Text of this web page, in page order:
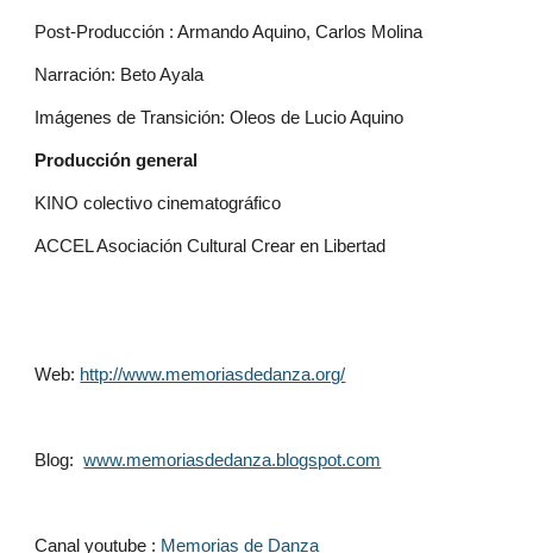
Post-Producción : Armando Aquino, Carlos Molina
Narración: Beto Ayala
Imágenes de Transición: Oleos de Lucio Aquino
Producción general
KINO colectivo cinematográfico
ACCEL Asociación Cultural Crear en Libertad
Web: http://www.memoriasdedanza.org/
Blog: www.memoriasdedanza.blogspot.com
Canal youtube : Memorias de Danza